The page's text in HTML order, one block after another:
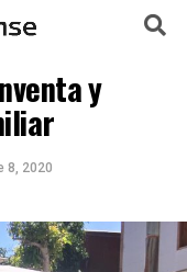
y
8, 2020